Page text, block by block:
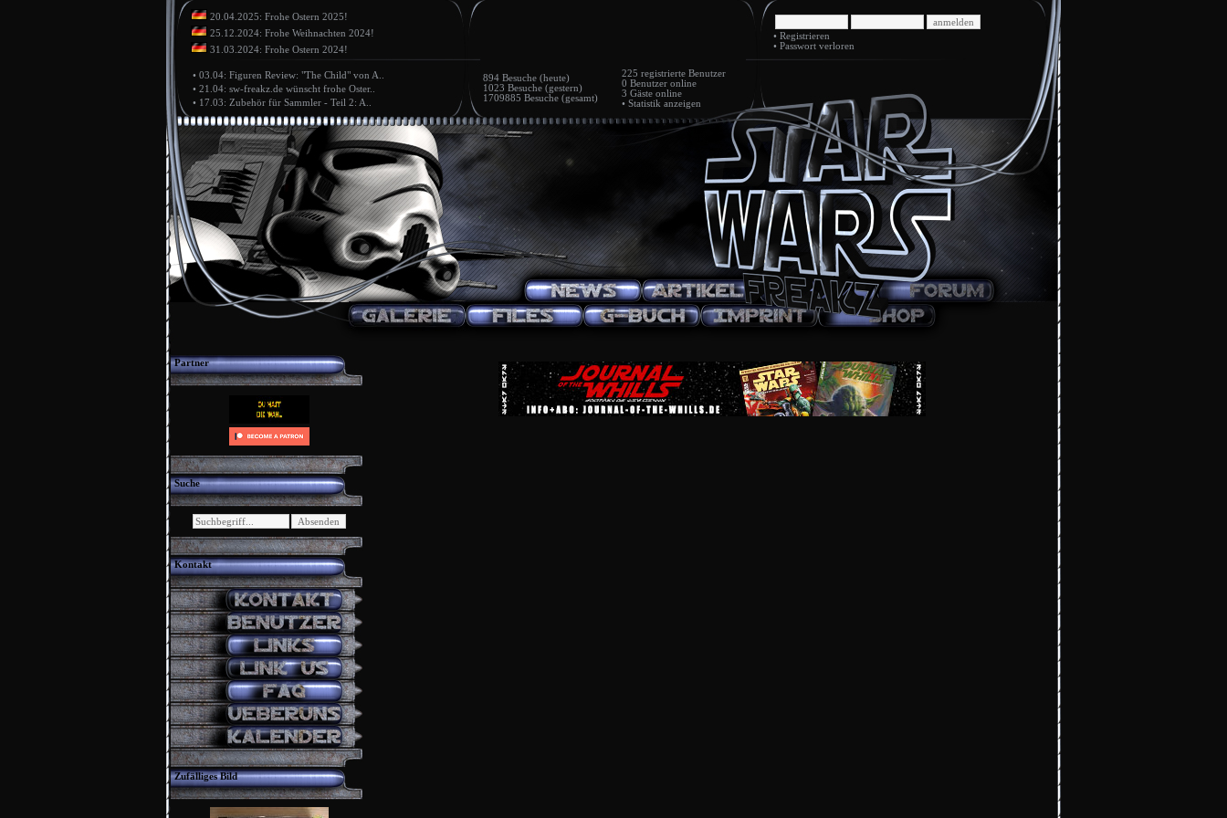
20.04.2025: Frohe Ostern 2025!
25.12.2024: Frohe Weihnachten 2024!
31.03.2024: Frohe Ostern 2024!
• Registrieren
• Passwort verloren
• 03.04: Figuren Review: "The Child" von A..
• 21.04: sw-freakz.de wünscht frohe Oster..
• 17.03: Zubehör für Sammler - Teil 2: A..
894 Besuche (heute)
1023 Besuche (gestern)
1709885 Besuche (gesamt)
225 registrierte Benutzer
0 Benutzer online
3 Gäste online
• Statistik anzeigen
Partner
Suche
Kontakt
Zufälliges Bild